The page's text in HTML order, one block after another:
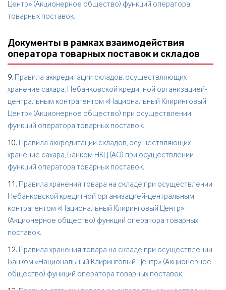
Центр» (Акционерное общество) функций оператора
товарных поставок.
Документы в рамках взаимодействия
оператора товарных поставок и складов
9.
Правила аккредитации складов, осуществляющих
хранение сахара, Небанковской кредитной организацией-
центральным контрагентом «Национальный Клиринговый
Центр» (Акционерное общество) при осуществлении
функций оператора товарных поставок.
10.
Правила аккредитации складов, осуществляющих
хранение сахара, Банком НКЦ (АО) при осуществлении
функций оператора товарных поставок.
11.
Правила хранения товара на складе при осуществлении
Небанковской кредитной организацией-центральным
контрагентом «Национальный Клиринговый Центр»
(Акционерное общество) функций оператора товарных
поставок.
12.
Правила хранения товара на складе при осуществлении
Банком «Национальный Клиринговый Центр» (Акционерное
общество) функций оператора товарных поставок.